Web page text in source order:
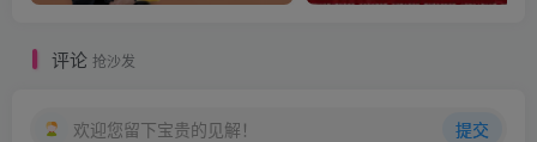
评论 抢沙发
欢迎您留下宝贵的见解！ 提交